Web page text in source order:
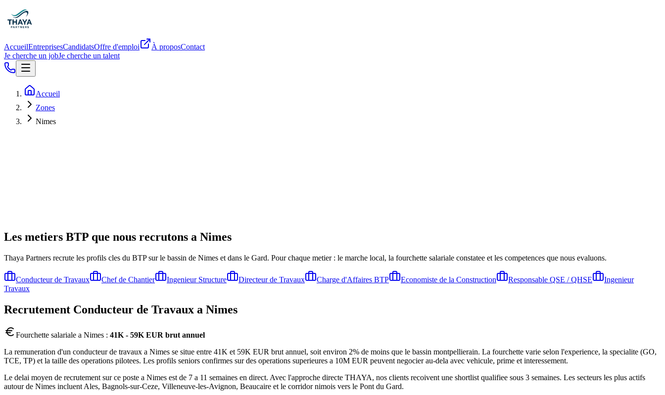
AccueilEntreprisesCandidatsOffre d'emploi À proposContact
Je cherche un jobJe cherche un talent
Accueil
Zones
Nimes
Les metiers BTP que nous recrutons a Nimes
Thaya Partners recrute les profils cles du BTP sur le bassin de Nimes et dans le Gard. Pour chaque metier : le marche local, la fourchette salariale constatee et les competences que nous evaluons.
Conducteur de Travaux Chef de Chantier Ingenieur Structure Directeur de Travaux Charge d'Affaires BTP Economiste de la Construction Responsable QSE / QHSE
Ingenieur
Travaux
Recrutement Conducteur de Travaux a Nimes
Fourchette salariale a Nimes : 41K - 59K EUR brut annuel
La remuneration d'un conducteur de travaux a Nimes se situe entre 41K et 59K EUR brut annuel, soit environ 2% de moins que le bassin montpellierain. La fourchette varie selon l'experience, la specialite (GO,
TCE, TP) et la taille des operations pilotees. Les profils seniors confirmes sur des operations superieures a 10M EUR peuvent negocier au-dela avec vehicule, prime et interessement.
Le delai moyen de recrutement sur ce poste a Nimes est de 7 a 11 semaines en direct. Avec l'approche directe THAYA, nos clients recoivent une shortlist qualifiee sous 3 semaines. Les secteurs les plus actifs
autour de Nimes incluent Ales, Bagnols-sur-Ceze, Villeneuve-les-Avignon, Beaucaire et le corridor nimois vers le Pont du Gard.